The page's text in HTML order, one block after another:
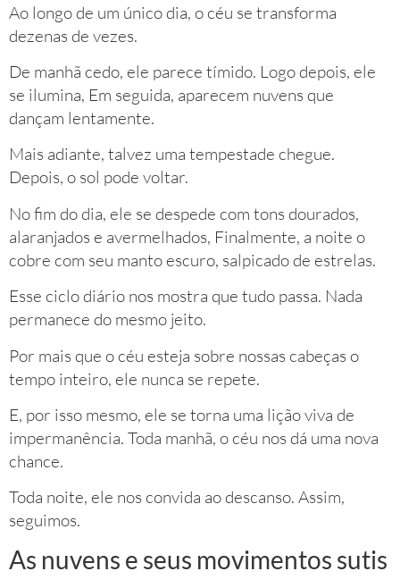
Ao longo de um único dia, o céu se transforma
dezenas de vezes.
De manhã cedo, ele parece tímido. Logo depois, ele
se ilumina, Em seguida, aparecem nuvens que
dançam lentamente.
Mais adiante, talvez uma tempestade chegue.
Depois, o sol pode voltar.
No fim do dia, ele se despede com tons dourados,
alaranjados e avermelhados, Finalmente, a noite o
cobre com seu manto escuro, salpicado de estrelas.
Esse ciclo diário nos mostra que tudo passa. Nada
permanece do mesmo jeito.
Por mais que o céu esteja sobre nossas cabeças o
tempo inteiro, ele nunca se repete.
E, por isso mesmo, ele se torna uma lição viva de
impermanência. Toda manhã, o céu nos dá uma nova
chance.
Toda noite, ele nos convida ao descanso. Assim,
seguimos.
As nuvens e seus movimentos sutis